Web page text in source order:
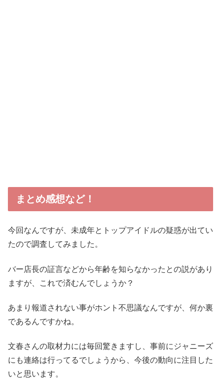
まとめ感想など！
今回なんですが、未成年とトップアイドルの疑惑が出てい
たので調査してみました。
バー店長の証言などから年齢を知らなかったとの説があり
ますが、これで済むんでしょうか？
あまり報道されない事がホント不思議なんですが、何か裏
であるんですかね。
文春さんの取材力には毎回驚きますし、事前にジャニーズ
にも連絡は行ってるでしょうから、今後の動向に注目した
いと思います。